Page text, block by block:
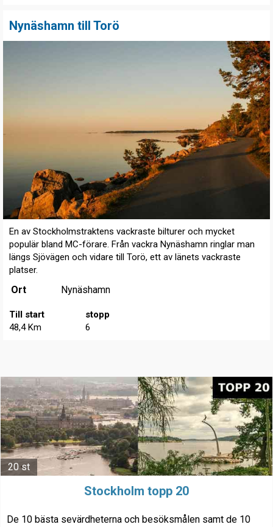
Nynäshamn till Torö
En av Stockholmstraktens vackraste bilturer och mycket
populär bland MC-förare. Från vackra Nynäshamn ringlar man
längs Sjövägen och vidare till Torö, ett av länets vackraste
platser.
Ort Nynäshamn
Till start
48,4 Km
stopp
6
20 st
Stockholm topp 20
De 10 bästa sevärdheterna och besöksmålen samt de 10